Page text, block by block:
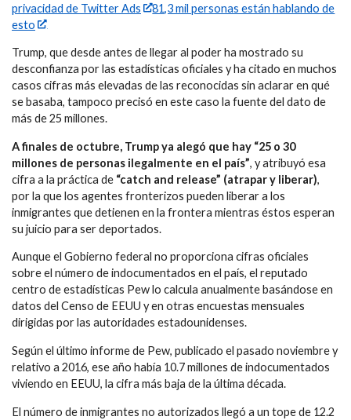
privacidad de Twitter Ads
81,3 mil personas están hablando de
esto
Trump, que desde antes de llegar al poder ha mostrado su
desconfianza por las estadísticas oficiales y ha citado en muchos
casos cifras más elevadas de las reconocidas sin aclarar en qué
se basaba, tampoco precisó en este caso la fuente del dato de
más de 25 millones.
A finales de octubre, Trump ya alegó que hay “25 o 30
millones de personas ilegalmente en el país”, y atribuyó esa
cifra a la práctica de “catch and release” (atrapar y liberar),
por la que los agentes fronterizos pueden liberar a los
inmigrantes que detienen en la frontera mientras éstos esperan
su juicio para ser deportados.
Aunque el Gobierno federal no proporciona cifras oficiales
sobre el número de indocumentados en el país, el reputado
centro de estadísticas Pew lo calcula anualmente basándose en
datos del Censo de EEUU y en otras encuestas mensuales
dirigidas por las autoridades estadounidenses.
Según el último informe de Pew, publicado el pasado noviembre y
relativo a 2016, ese año había 10.7 millones de indocumentados
viviendo en EEUU, la cifra más baja de la última década.
El número de inmigrantes no autorizados llegó a un tope de 12.2